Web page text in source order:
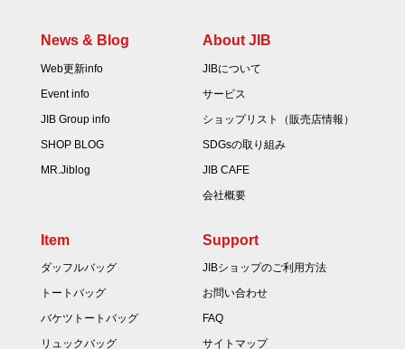
News & Blog
Web更新info
Event info
JIB Group info
SHOP BLOG
MR.Jiblog
About JIB
JIBについて
サービス
ショップリスト（販売店情報）
SDGsの取り組み
JIB CAFE
会社概要
Item
ダッフルバッグ
トートバッグ
バケツトートバッグ
リュックバッグ
Support
JIBショップのご利用方法
お問い合わせ
FAQ
サイトマップ